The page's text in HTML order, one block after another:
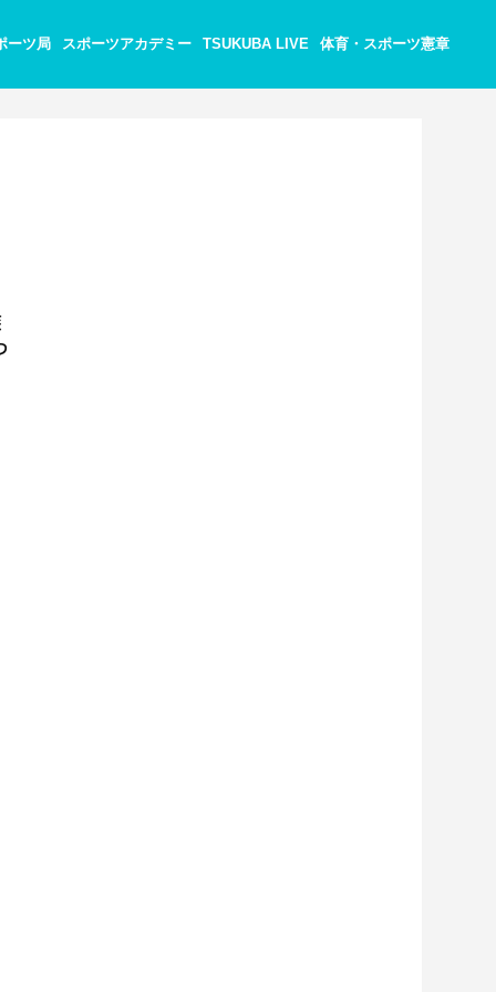
ーツ局 スポーツアカデミー TSUKUBA LIVE 体育・スポーツ憲章